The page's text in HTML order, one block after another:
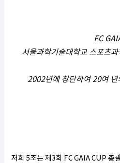
FC
서울과학기술대학교 스포츠
2002년에 창단하여 20여
저희 5조는 제3회 FC GAIA CUP 총